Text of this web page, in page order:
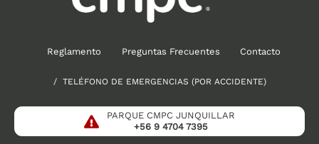
Reglamento Preguntas Frecuentes Contacto
/ TELÉFONO DE EMERGENCIAS (POR ACCIDENTE)
PARQUE CMPC JUNQUILLAR
+56 9 4704 7395